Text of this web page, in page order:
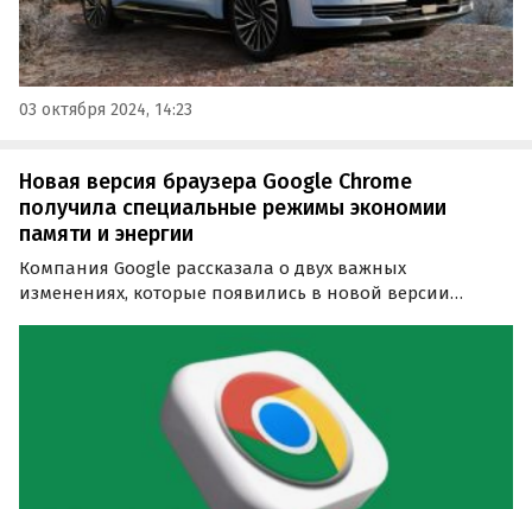
03 октября 2024, 14:23
Новая версия браузера Google Chrome
получила специальные режимы экономии
памяти и энергии
Компания Google рассказала о двух важных
изменениях, которые появились в новой версии